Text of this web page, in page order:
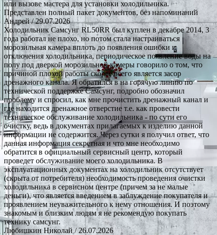
или вызове мастера для установки холодильника.
Представлен полный пакет документов, без напоминаний
Андрей/ 29.07.2026
Холодильник Самсунг RL50RR был куплен в декабре 2014, 3
года работал не плохо, но потом стала настраиваться
морозильная камера вплоть до появления ошибки и
отключения холодильника, периодическое появление воды на
полу под дверкой морозильной камеры говорило о том, что
причиной плохой работы скорее всего является засор
дренажного канала. Я обратился в на горячую линию по
технической поддержке Самсунг, подробно обозначил
проблему и спросил, как мне прочистить дренажный канал и
где находится дренажное отверстие т.е. как провести
техническое обслуживание холодильника - по сути его
очистку, ведь в документах прилагаемых к изделию данной
информации не содержится. Через сутки я получил ответ, что
данная информация секретная и что мне необходимо
обратится в официальный сервисный центр, который
проведет обслуживание моего холодильника. В
эксплуатационных документах на холодильник отсутствует
(скрыта от потребителя) необходимость проведения очистки
холодильника в сервисном центре (причем за не малые
деньги), что является введением в заблуждение покупателя и
проявлением неуважительного к нему отношения. И поэтому
знакомым и близким людям я не рекомендую покупать
технику самсунг.
Любишкин Николай/ 26.07.2026